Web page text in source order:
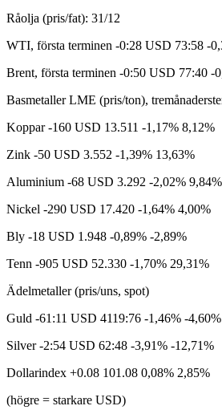
Råolja (pris/fat): 31/12
WTI, första terminen -0:28 USD 73:58 -
Brent, första terminen -0:50 USD 77:40 -
Basmetaller LME (pris/ton),
Koppar -160 USD 13.511 -1,17% 8,12%
Zink -50 USD 3.552 -1,39% 13,63%
Aluminium -68 USD 3.292 -2,02% 9,84%
Nickel -290 USD 17.420 -1,64% 4,00%
Bly -18 USD 1.948 -0,89% -2,89%
Tenn -905 USD 52.330 -1,70% 29,31%
Ädelmetaller (pris/uns, spot)
Guld -61:11 USD 4119:76 -1,46% -4,60%
Silver -2:54 USD 62:48 -3,91% -12,71%
Dollarindex +0.08 101.08 0,08% 2,85%
(högre = starkare USD)